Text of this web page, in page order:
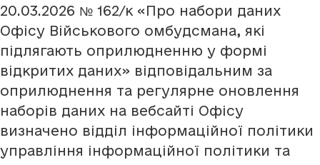
20.03.2026 № 162/к «Про набори даних
Офісу Військового омбудсмана, які
підлягають оприлюдненню у формі
відкритих даних» відповідальним за
оприлюднення та регулярне оновлення
наборів даних на вебсайті Офісу
визначено відділ інформаційної політики
управління інформаційної політики та